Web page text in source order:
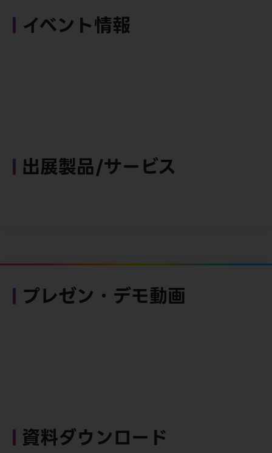
イベント情報
出展製品/サービス
プレゼン・デモ動画
資料ダウンロード